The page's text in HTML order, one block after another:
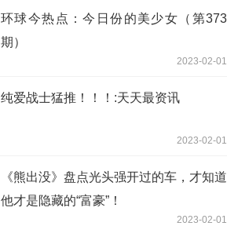
环球今热点：今日份的美少女（第373
期）
2023-02-01
纯爱战士猛推！！！:天天最资讯
2023-02-01
《熊出没》盘点光头强开过的车，才知道
他才是隐藏的“富豪”！
2023-02-01